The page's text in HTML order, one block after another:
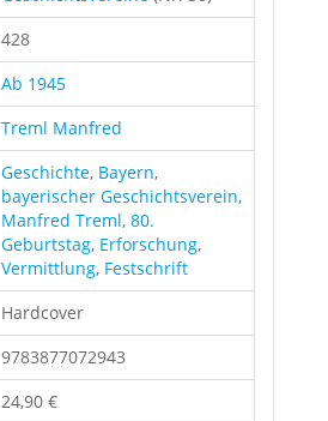
428
Ab 1945
Treml Manfred
Geschichte, Bayern,
bayerischer Geschichtsverein,
Manfred Treml, 80.
Geburtstag, Erforschung,
Vermittlung, Festschrift
Hardcover
9783877072943
24,90 €